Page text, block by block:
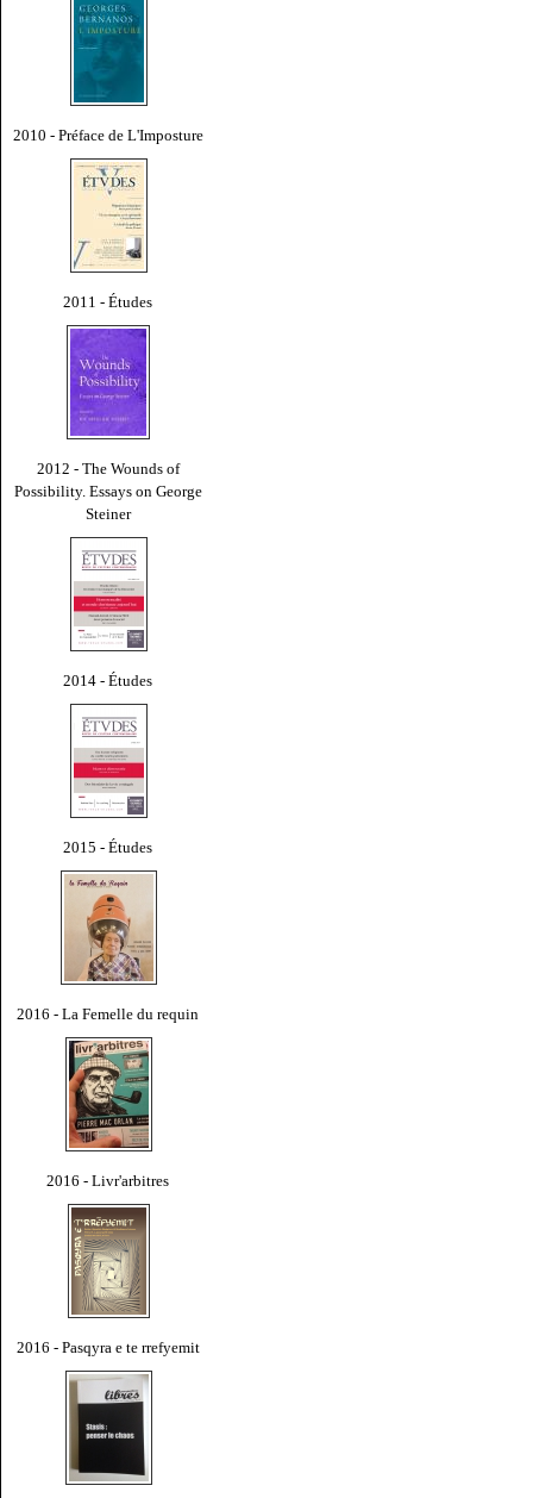
2010 - Préface de L'Imposture
2011 - Études
2012 - The Wounds of
Possibility. Essays on George
Steiner
2014 - Études
2015 - Études
2016 - La Femelle du requin
2016 - Livr'arbitres
2016 - Pasqyra e te rrefyemit